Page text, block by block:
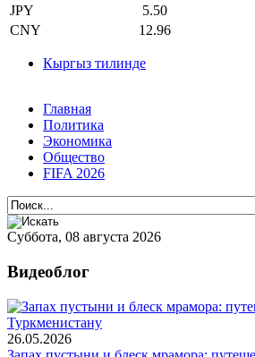
JPY
5.50
CNY
12.96
Кыргыз тилинде
Главная
Политика
Экономика
Общество
FIFA 2026
Суббота, 08 августа 2026
Видеоблог
26.05.2026